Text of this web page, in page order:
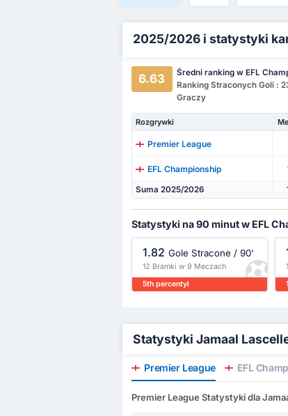
2025/2026 i statystyki
6.63
Średni ranking w EFL
Ranking Straconych Goli :
Graczy
Rozgrywki
Premier League
EFL Championship
Suma 2025/2026
Statystyki na 90 minut w EFL
1.82 Gole Stracone / 90'
12 Bramki w 9 Meczach
5th percentyl
Statystyki Jamaal
Premier League EFL
Premier League Statystyki dla